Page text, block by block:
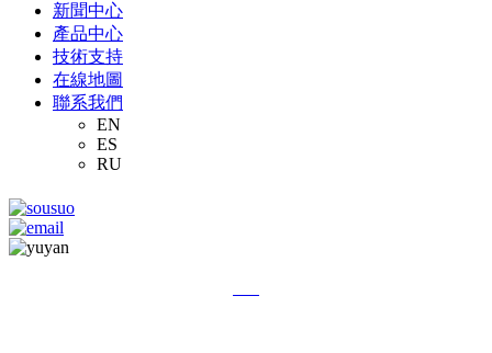
新聞中心
產品中心
技術支持
在線地圖
聯系我們
EN
ES
RU